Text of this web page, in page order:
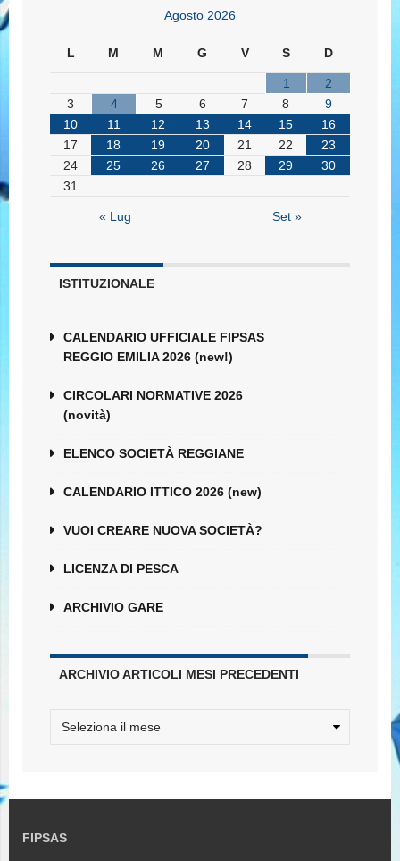
Agosto 2026
L M M G V S D
1
2
3
4 5 6 7 8
9
10
11 12 13 14 15
16
17
18 19 20 21 22
23
24
25 26 27 28 29
30
31
« Lug Set »
ISTITUZIONALE
CALENDARIO UFFICIALE FIPSAS
REGGIO EMILIA 2026 (new!)
CIRCOLARI NORMATIVE 2026
(novità)
ELENCO SOCIETÀ REGGIANE
CALENDARIO ITTICO 2026 (new)
VUOI CREARE NUOVA SOCIETÀ?
LICENZA DI PESCA
ARCHIVIO GARE
ARCHIVIO ARTICOLI MESI PRECEDENTI
FIPSAS